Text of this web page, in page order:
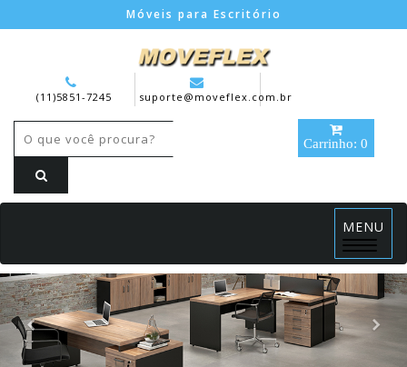
Móveis para Escritório
(11)5851-7245 suporte@moveflex.com.br
Carrinho: 0
MENU
Menu